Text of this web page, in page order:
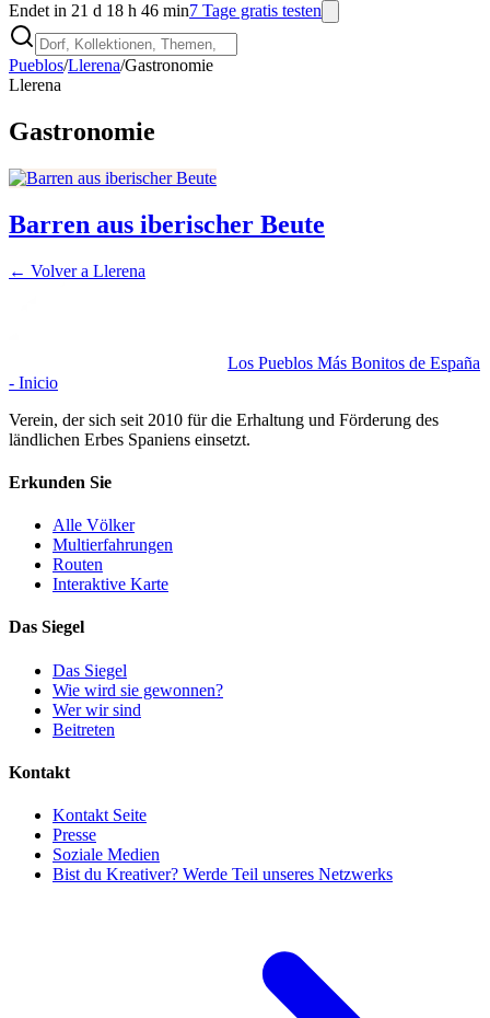
Endet in 21 d 18 h 46 min7 Tage gratis testen
Pueblos/Llerena/Gastronomie
Llerena
Gastronomie
Barren aus iberischer Beute
← Volver a Llerena
Los Pueblos Más Bonitos de España
- Inicio
Verein, der sich seit 2010 für die Erhaltung und Förderung des
ländlichen Erbes Spaniens einsetzt.
Erkunden Sie
Alle Völker
Multierfahrungen
Routen
Interaktive Karte
Das Siegel
Das Siegel
Wie wird sie gewonnen?
Wer wir sind
Beitreten
Kontakt
Kontakt Seite
Presse
Soziale Medien
Bist du Kreativer? Werde Teil unseres Netzwerks